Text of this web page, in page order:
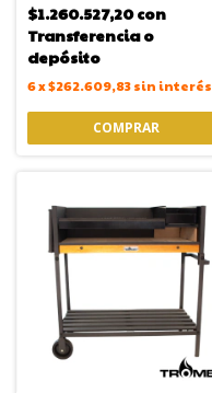
$1.260.527,20con
Transferencia o
depósito
6x$262.609,83sin interés